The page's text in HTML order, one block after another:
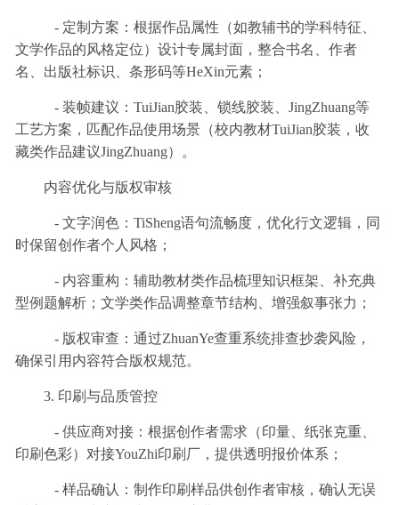
- 定制方案：根据作品属性（如教辅书的学科特征、
文学作品的风格定位）设计专属封面，整合书名、作者
名、出版社标识、条形码等HeXin元素；
- 装帧建议：TuiJian胶装、锁线胶装、JingZhuang等
工艺方案，匹配作品使用场景（校内教材TuiJian胶装，收
藏类作品建议JingZhuang）。
内容优化与版权审核
- 文字润色：TiSheng语句流畅度，优化行文逻辑，同
时保留创作者个人风格；
- 内容重构：辅助教材类作品梳理知识框架、补充典
型例题解析；文学类作品调整章节结构、增强叙事张力；
- 版权审查：通过ZhuanYe查重系统排查抄袭风险，
确保引用内容符合版权规范。
3. 印刷与品质管控
- 供应商对接：根据创作者需求（印量、纸张克重、
印刷色彩）对接YouZhi印刷厂，提供透明报价体系；
- 样品确认：制作印刷样品供创作者审核，确认无误